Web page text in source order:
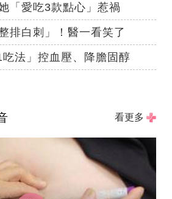
「愛吃3款點心」惹禍
排白刺」！醫一看笑了
法」控血壓、降膽固醇
看更多